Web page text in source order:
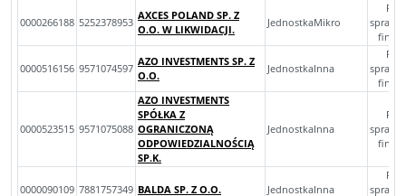
0000266188 5252378953
AXCES POLAND SP. Z
O.O. W LIKWIDACJI.
JednostkaMikro
0000516156 9571074597
AZO INVESTMENTS SP. Z
O.O.
JednostkaInna
0000523515 9571075088
AZO INVESTMENTS
SPÓŁKA Z
OGRANICZONĄ
ODPOWIEDZIALNOŚCIĄ
SP.K.
JednostkaInna
0000090109 7881757349 BALDA SP. Z O.O. JednostkaInna